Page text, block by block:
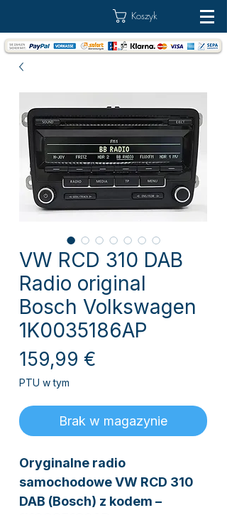
Koszyk
VW RCD 310 DAB
Radio original
Bosch Volkswagen
1K0035186AP
159,99 €
PTU w tym
Brak w magazynie
Oryginalne radio
samochodowe VW RCD 310
DAB (Bosch) z kodem –